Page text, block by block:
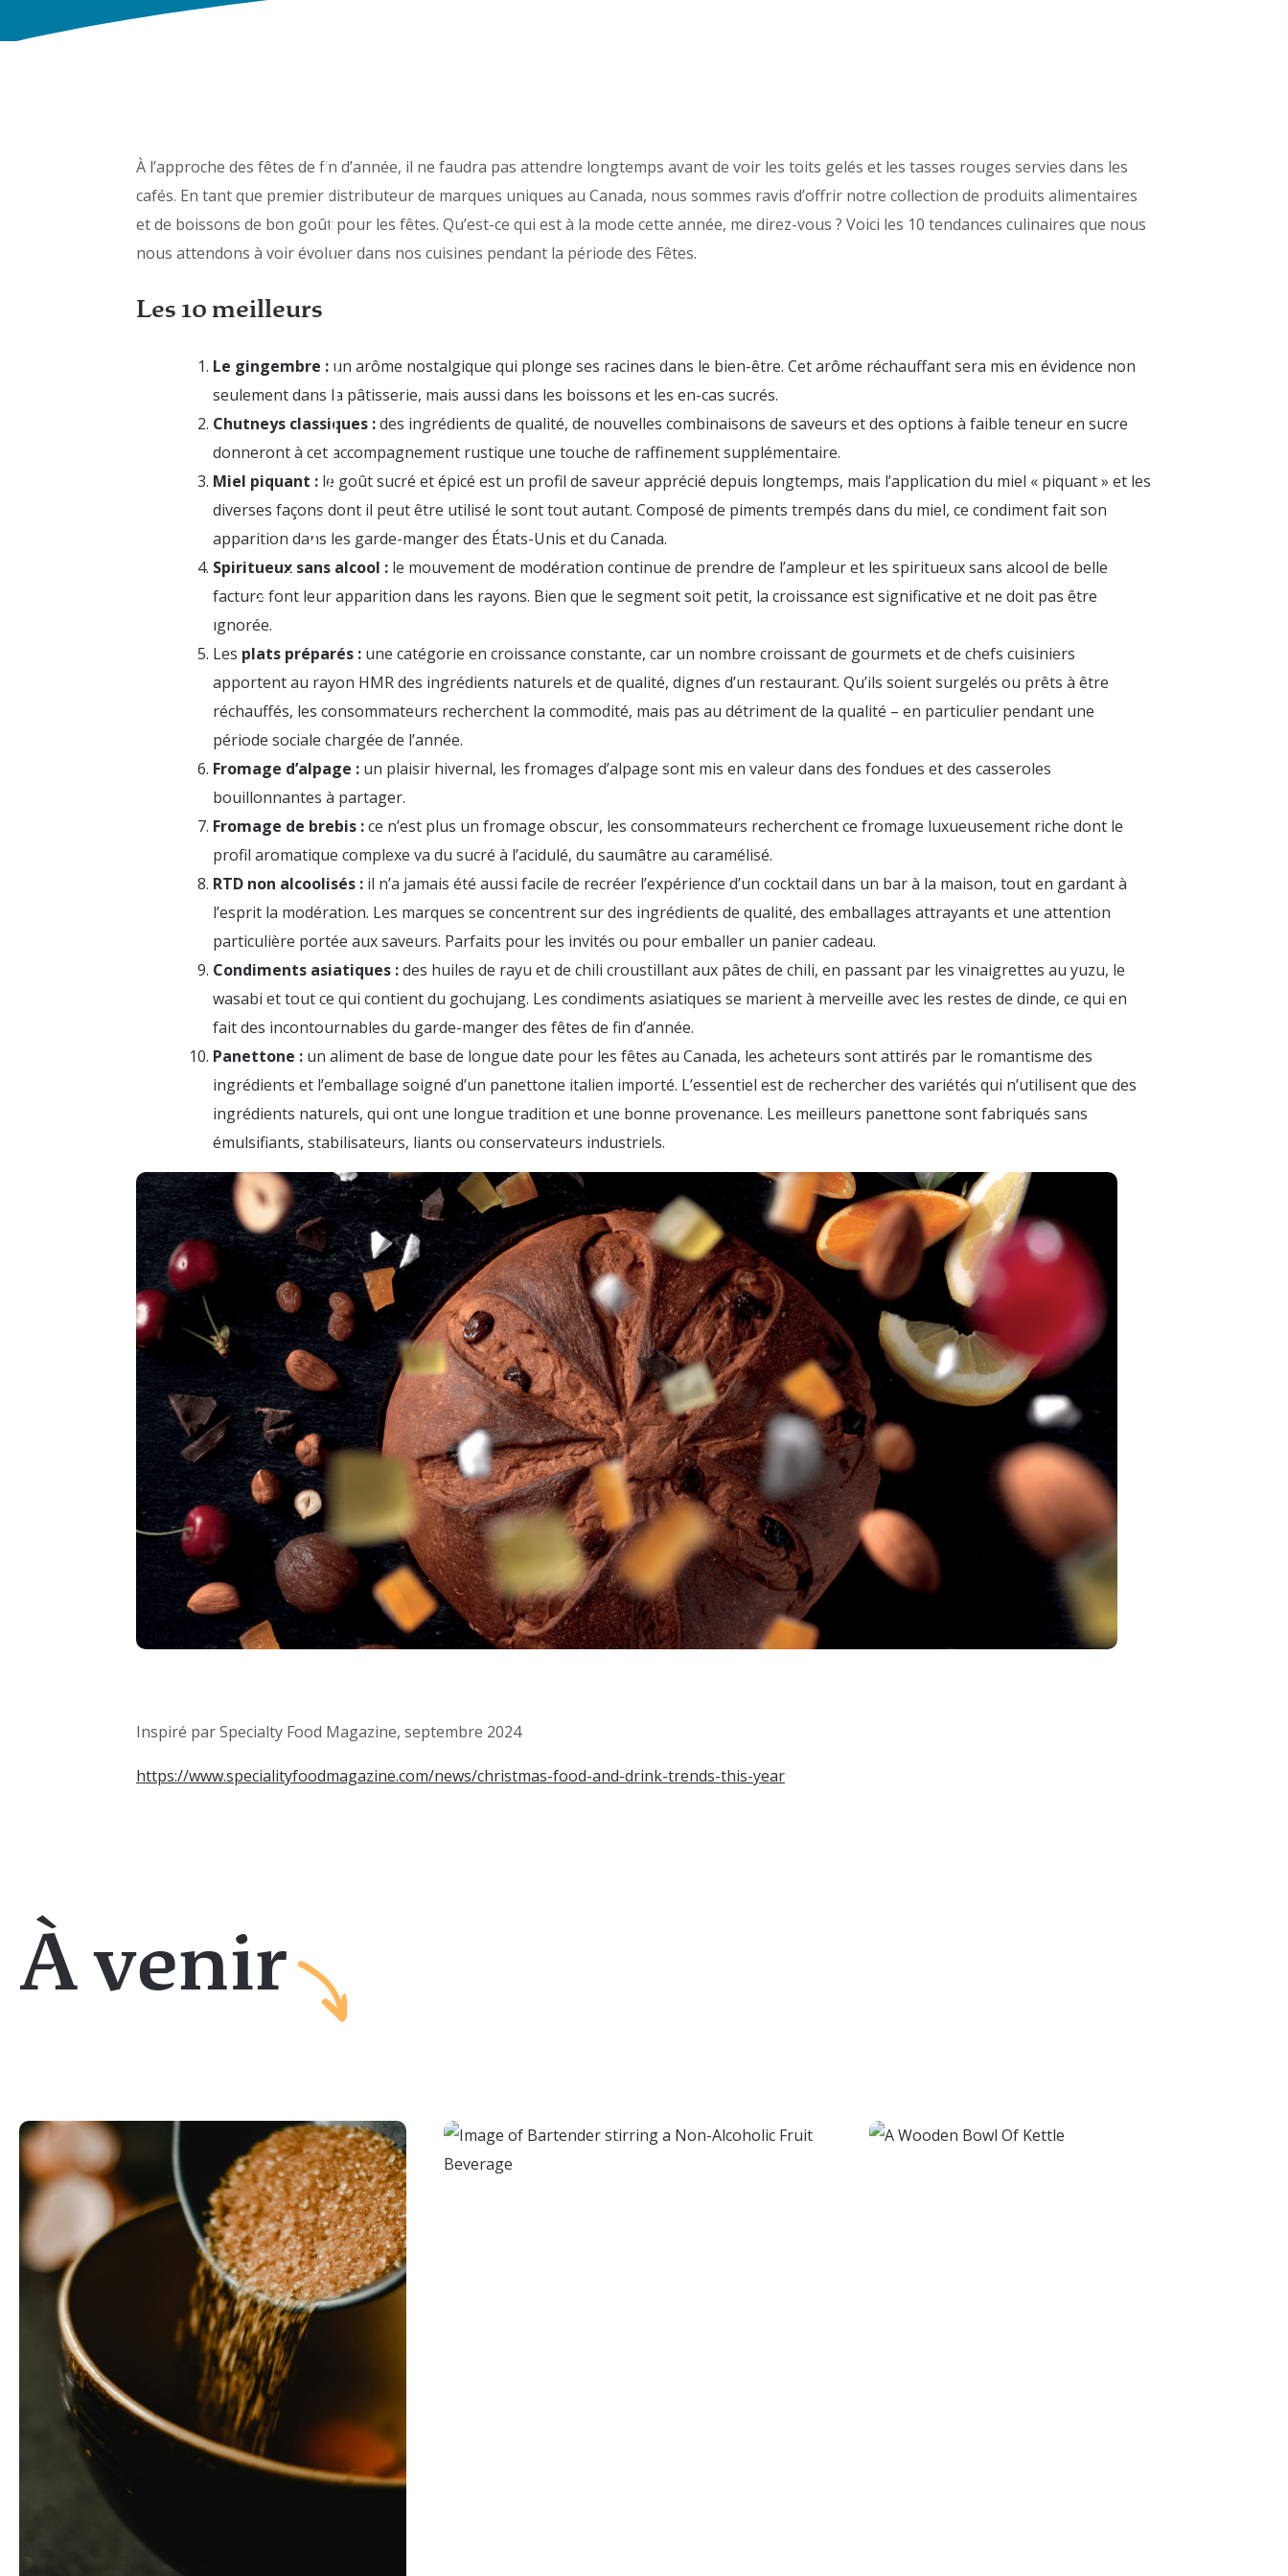
À l’approche des fêtes de fin d’année, il ne faudra pas attendre longtemps avant de voir les toits gelés et les tasses rouges servies dans les
cafés. En tant que premier distributeur de marques uniques au Canada, nous sommes ravis d’offrir notre collection de produits alimentaires
et de boissons de bon goût pour les fêtes. Qu’est-ce qui est à la mode cette année, me direz-vous ? Voici les 10 tendances culinaires que nous
nous attendons à voir évoluer dans nos cuisines pendant la période des Fêtes.
Les 10 meilleurs
Le gingembre : un arôme nostalgique qui plonge ses racines dans le bien-être. Cet arôme réchauffant sera mis en évidence non
seulement dans la pâtisserie, mais aussi dans les boissons et les en-cas sucrés.
Chutneys classiques :des ingrédients de qualité, de nouvelles combinaisons de saveurs et des options à faible teneur en sucre
donneront à cet accompagnement rustique une touche de raffinement supplémentaire.
Miel piquant : le goût sucré et épicé est un profil de saveur apprécié depuis longtemps, mais l’application du miel « piquant » et les
diverses façons dont il peut être utilisé le sont tout autant. Composé de piments trempés dans du miel, ce condiment fait son
apparition dans les garde-manger des États-Unis et du Canada.
Spiritueux sans alcool : le mouvement de modération continue de prendre de l’ampleur et les spiritueux sans alcool de belle
facture font leur apparition dans les rayons. Bien que le segment soit petit, la croissance est significative et ne doit pas être
ignorée.
Les plats préparés : une catégorie en croissance constante, car un nombre croissant de gourmets et de chefs cuisiniers
apportent au rayon HMR des ingrédients naturels et de qualité, dignes d’un restaurant. Qu’ils soient surgelés ou prêts à être
réchauffés, les consommateurs recherchent la commodité, mais pas au détriment de la qualité – en particulier pendant une
période sociale chargée de l’année.
Fromage d’alpage : un plaisir hivernal, les fromages d’alpage sont mis en valeur dans des fondues et des casseroles
bouillonnantes à partager.
Fromage de brebis :ce n’est plus un fromage obscur, les consommateurs recherchent ce fromage luxueusement riche dont le
profil aromatique complexe va du sucré à l’acidulé, du saumâtre au caramélisé.
RTD non alcoolisés : il n’a jamais été aussi facile de recréer l’expérience d’un cocktail dans un bar à la maison, tout en gardant à
l’esprit la modération. Les marques se concentrent sur des ingrédients de qualité, des emballages attrayants et une attention
particulière portée aux saveurs. Parfaits pour les invités ou pour emballer un panier cadeau.
Condiments asiatiques :des huiles de rayu et de chili croustillant aux pâtes de chili, en passant par les vinaigrettes au yuzu, le
wasabi et tout ce qui contient du gochujang. Les condiments asiatiques se marient à merveille avec les restes de dinde, ce qui en
fait des incontournables du garde-manger des fêtes de fin d’année.
Panettone : un aliment de base de longue date pour les fêtes au Canada, les acheteurs sont attirés par le romantisme des
ingrédients et l’emballage soigné d’un panettone italien importé. L’essentiel est de rechercher des variétés qui n’utilisent que des
ingrédients naturels, qui ont une longue tradition et une bonne provenance. Les meilleurs panettone sont fabriqués sans
émulsifiants, stabilisateurs, liants ou conservateurs industriels.
Inspiré par Specialty Food Magazine, septembre 2024
https://www.specialityfoodmagazine.com/news/christmas-food-and-drink-trends-this-year
À venir